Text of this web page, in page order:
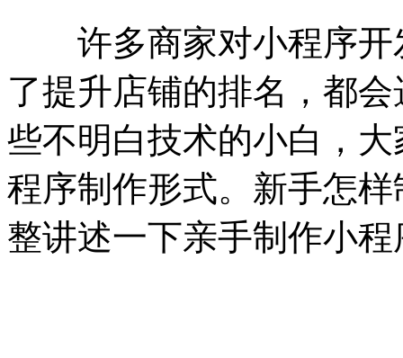
许多商家对小程序
了提升店铺的排名，都
些不明白技术的小白，
程序制作形式。新手怎
整讲述一下亲手制作小